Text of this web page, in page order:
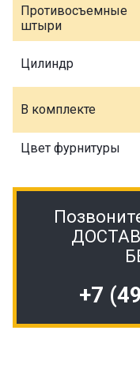
Противосъемные
штыри
Цилиндр
В комплекте
Цвет фурнитуры
+7